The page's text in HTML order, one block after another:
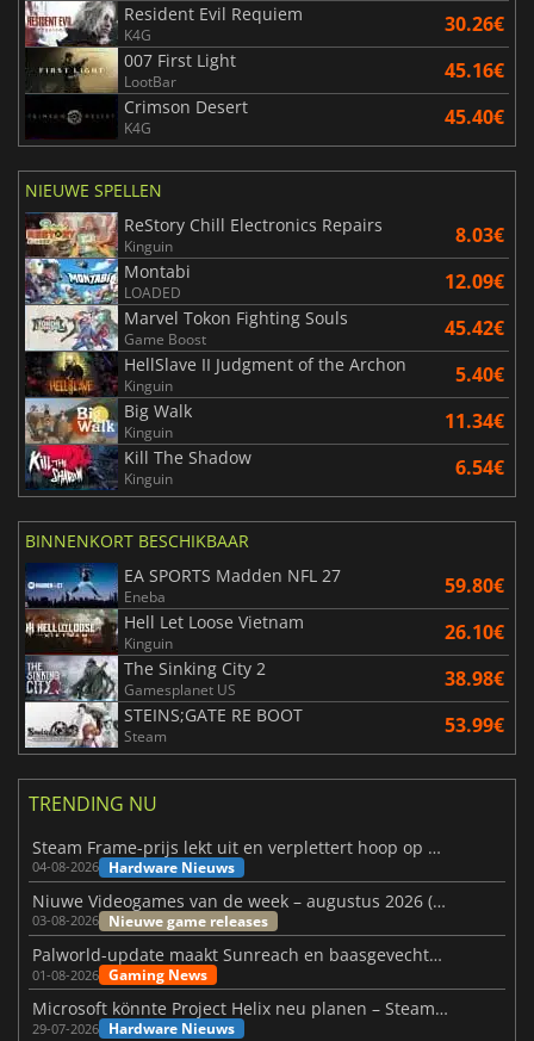
Resident Evil Requiem
K4G 30.26€
007 First Light
LootBar 45.16€
Crimson Desert
K4G 45.40€
NIEUWE SPELLEN
ReStory Chill Electronics Repairs
Kinguin 8.03€
Montabi
LOADED 12.09€
Marvel Tokon Fighting Souls
Game Boost 45.42€
HellSlave II Judgment of the Archon
Kinguin 5.40€
Big Walk
Kinguin 11.34€
Kill The Shadow
Kinguin 6.54€
BINNENKORT BESCHIKBAAR
EA SPORTS Madden NFL 27
Eneba 59.80€
Hell Let Loose Vietnam
Kinguin 26.10€
The Sinking City 2
Gamesplanet US 38.98€
STEINS;GATE RE BOOT
Steam 53.99€
TRENDING NU
Steam Frame-prijs lekt uit en verplettert hoop op betaalbare VR
04-08-2026 Hardware Nieuws
Niuwe Videogames van de week – augustus 2026 (week 32)
03-08-2026 Nieuwe game releases
Palworld-update maakt Sunreach en baasgevechten stabieler
01-08-2026 Gaming News
Microsoft könnte Project Helix neu planen – Steam-Support wackelt
29-07-2026 Hardware Nieuws